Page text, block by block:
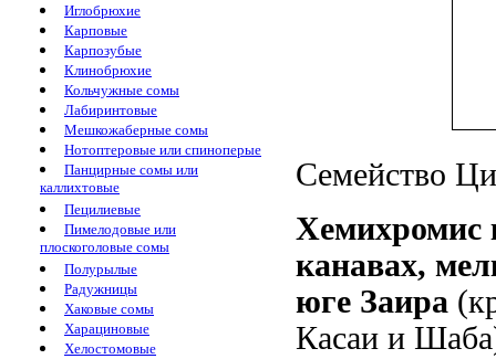
Иглобрюхие
Карповые
Карпозубые
Клинобрюхие
Кольчужные сомы
Лабиринтовые
Мешкожаберные сомы
Нотоптеровые или спиноперые
Панцирные сомы или
каллихтовые
Пецилиевые
Пимелодовые или
плоскоголовые сомы
Полурылые
Радужницы
Хаковые сомы
Харациновые
Хелостомовые
Семейство
Хемихромис
канавах,
юге Заира
Касаи и